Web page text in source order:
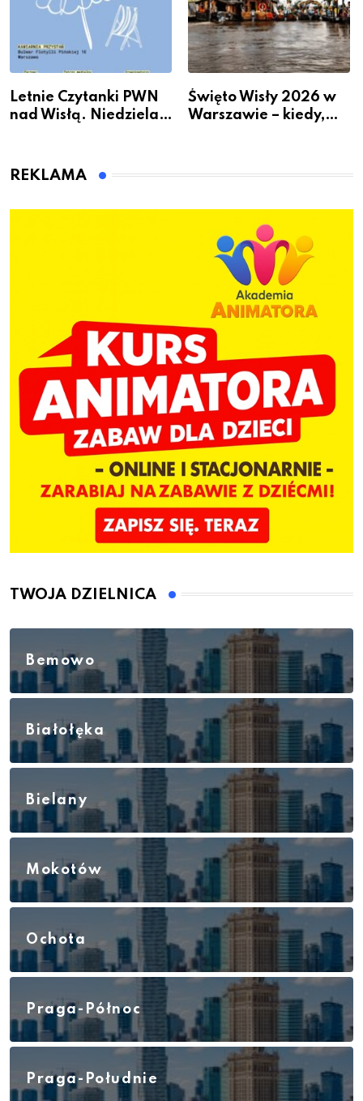
Letnie Czytanki PWN
nad Wisłą. Niedziela z
Święto Wisły 2026 w
Warszawie – kiedy,
REKLAMA
TWOJA DZIELNICA
Bemowo
Białołęka
Bielany
Mokotów
Ochota
Praga-Północ
Praga-Południe